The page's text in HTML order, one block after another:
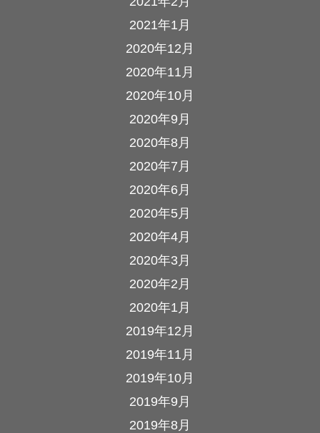
2021年1月
2020年12月
2020年11月
2020年10月
2020年9月
2020年8月
2020年7月
2020年6月
2020年5月
2020年4月
2020年3月
2020年2月
2020年1月
2019年12月
2019年11月
2019年10月
2019年9月
2019年8月